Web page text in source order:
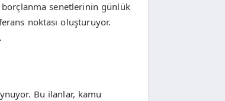
borçlanma senetlerinin günlük
noktası oluşturuyor.
Bu ilanlar, kamu